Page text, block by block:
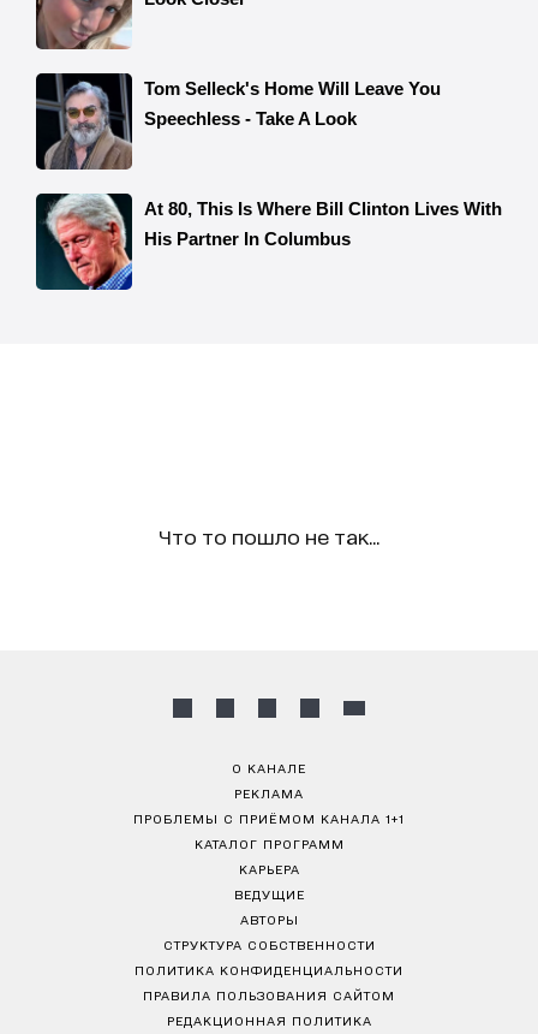
Что то пошло не так...
О КАНАЛЕ
РЕКЛАМА
ПРОБЛЕМЫ С ПРИЁМОМ КАНАЛА 1+1
КАТАЛОГ ПРОГРАММ
КАРЬЕРА
ВЕДУЩИЕ
АВТОРЫ
СТРУКТУРА СОБСТВЕННОСТИ
ПОЛИТИКА КОНФИДЕНЦИАЛЬНОСТИ
ПРАВИЛА ПОЛЬЗОВАНИЯ САЙТОМ
РЕДАКЦИОННАЯ ПОЛИТИКА